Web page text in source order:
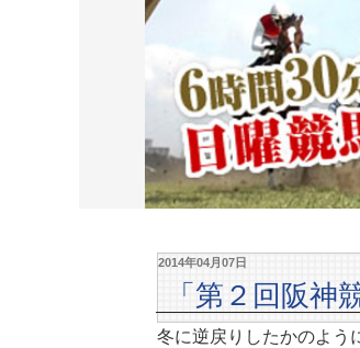
2014年04月07日
「第２回阪
冬に逆戻りしたかのよう